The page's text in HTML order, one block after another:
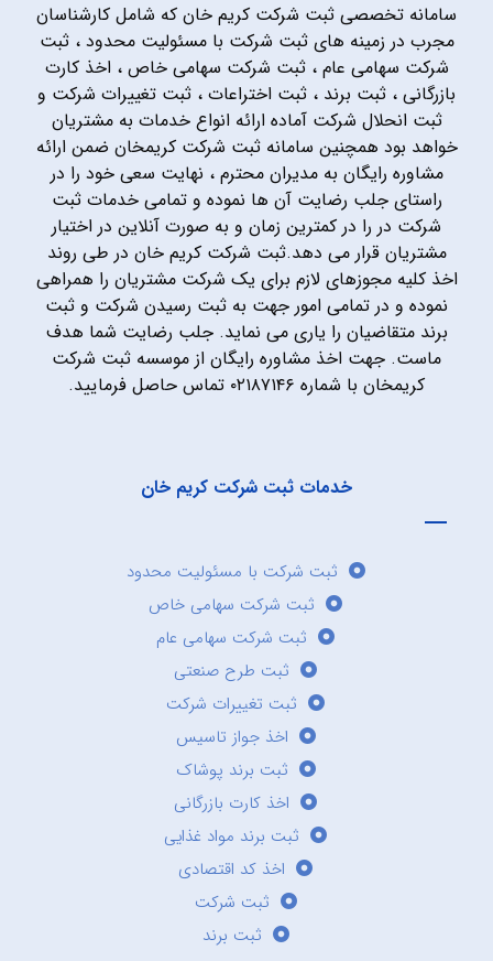
سامانه تخصصی ثبت شرکت کریم خان که شامل کارشناسان
مجرب در زمینه های ثبت شرکت با مسئولیت محدود ، ثبت
شرکت سهامی عام ، ثبت شرکت سهامی خاص ، اخذ کارت
بازرگانی ، ثبت برند ، ثبت اختراعات ، ثبت تغییرات شرکت و
ثبت انحلال شرکت آماده ارائه انواع خدمات به مشتریان
خواهد بود همچنین سامانه ثبت شرکت کریمخان ضمن ارائه
مشاوره رایگان به مدیران محترم ، نهایت سعی خود را در
راستای جلب رضایت آن ها نموده و تمامی خدمات ثبت
شرکت در را در کمترین زمان و به صورت آنلاین در اختیار
مشتریان قرار می دهد.ثبت شرکت کریم خان در طی روند
اخذ کلیه مجوزهای لازم برای یک شرکت مشتریان را همراهی
نموده و در تمامی امور جهت به ثبت رسیدن شرکت و ثبت
برند متقاضیان را یاری می نماید. جلب رضایت شما هدف
ماست. جهت اخذ مشاوره رایگان از موسسه ثبت شرکت
کریمخان با شماره ۰۲۱۸۷۱۴۶ تماس حاصل فرمایید.
خدمات ثبت شرکت کریم خان
ثبت شرکت با مسئولیت محدود
ثبت شرکت سهامی خاص
ثبت شرکت سهامی عام
ثبت طرح صنعتی
ثبت تغییرات شرکت
اخذ جواز تاسیس
ثبت برند پوشاک
اخذ کارت بازرگانی
ثبت برند مواد غذایی
اخذ کد اقتصادی
ثبت شرکت
ثبت برند